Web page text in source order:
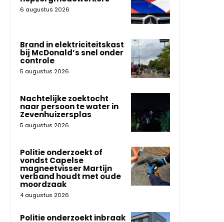
6 augustus 2026
Brand in elektriciteitskast
bij McDonald’s snel onder
controle
5 augustus 2026
Nachtelijke zoektocht
naar persoon te water in
Zevenhuizersplas
5 augustus 2026
Politie onderzoekt of
vondst Capelse
magneetvisser Martijn
verband houdt met oude
moordzaak
4 augustus 2026
Politie onderzoekt inbraak